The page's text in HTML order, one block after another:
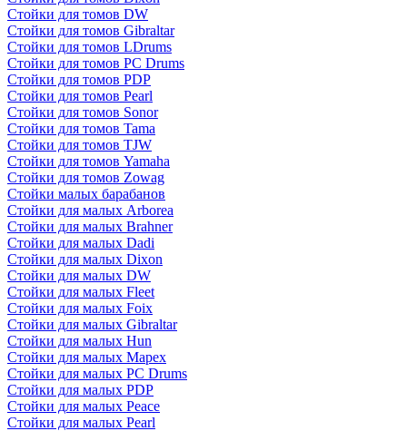
Стойки для томов DW
Стойки для томов Gibraltar
Стойки для томов LDrums
Стойки для томов PC Drums
Стойки для томов PDP
Стойки для томов Pearl
Стойки для томов Sonor
Стойки для томов Tama
Стойки для томов TJW
Стойки для томов Yamaha
Стойки для томов Zowag
Стойки малых барабанов
Стойки для малых Arborea
Стойки для малых Brahner
Стойки для малых Dadi
Стойки для малых Dixon
Стойки для малых DW
Стойки для малых Fleet
Стойки для малых Foix
Стойки для малых Gibraltar
Стойки для малых Hun
Стойки для малых Mapex
Стойки для малых PC Drums
Стойки для малых PDP
Стойки для малых Peace
Стойки для малых Pearl